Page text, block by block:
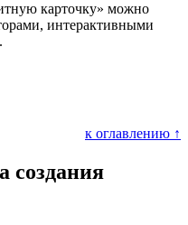
карточку» можно
интерактивными
к оглавлению ↑
создания